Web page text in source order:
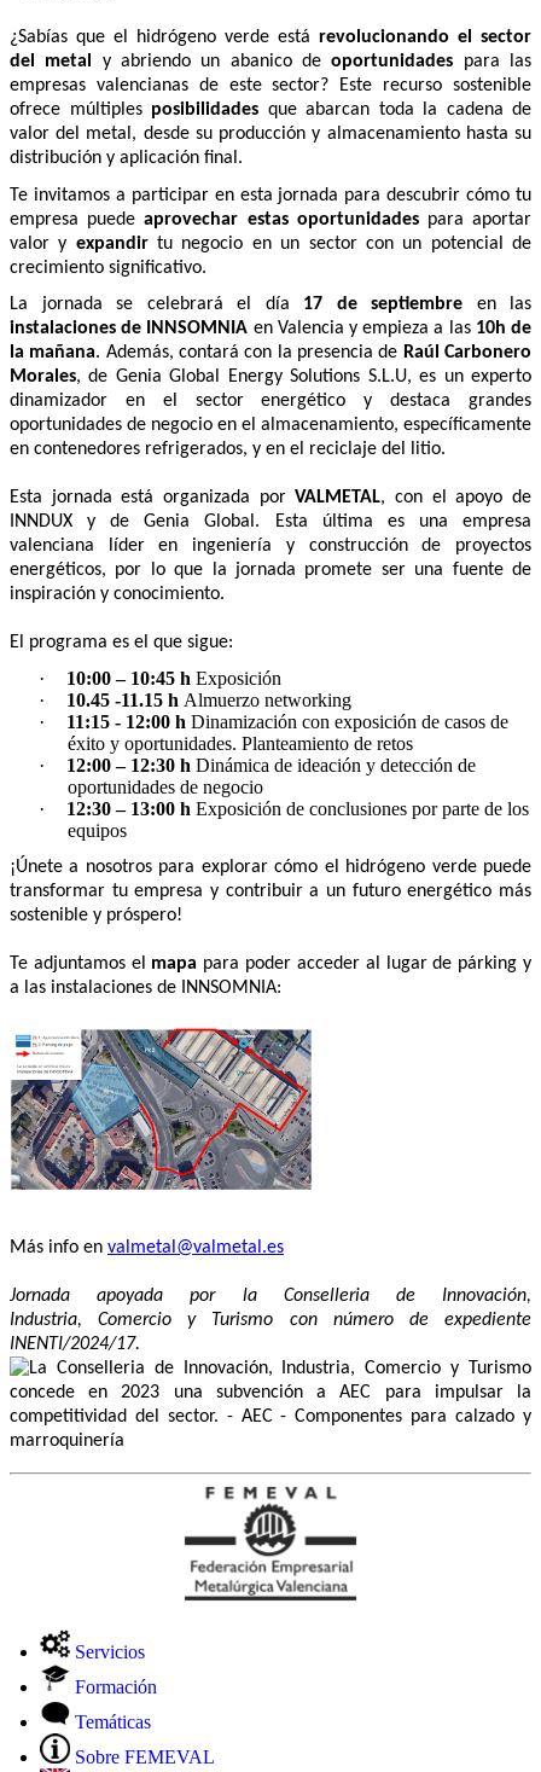
¿Sabías que el hidrógeno verde está revolucionando el sector
del metal
y abriendo un abanico deoportunidades para las
empresas valencianas de este sector? Este recurso sostenible
ofrece múltiples posibilidades que abarcan toda la cadena de
valor del metal, desde su producción y almacenamiento hasta su
distribución y aplicación final.
Te invitamos a participar en esta jornada para descubrir cómo tu
empresa puedeaprovechar estas oportunidadespara aportar
valor y expandirtu negocio en un sector con un potencial de
crecimiento significativo.
La jornada se celebrará el día 17 de septiembre en las
instalaciones de INNSOMNIA en Valencia y empieza a las 10h de
la mañana. Además, contará con la presencia de Raúl Carbonero
Morales, de Genia Global Energy Solutions S.L.U, es un experto
dinamizador en el sector energético y destaca grandes
oportunidades de negocio en el almacenamiento, específicamente
en contenedores refrigerados, y en el reciclaje del litio.
Esta jornada está organizada porVALMETAL, con el apoyo de
INNDUX y de Genia Global. Esta última es una empresa
valenciana líder en ingeniería y construcción de proyectos
energéticos, por lo que la jornada promete ser una fuente de
inspiración y conocimiento.
El programa es el que sigue:
· 10:00 – 10:45 h Exposición
·
10.45 -11.15 h Almuerzo networking
·
11:15 - 12:00 h Dinamización con exposición de casos de
éxito y oportunidades. Planteamiento de retos
·
12:00 – 12:30 h Dinámica de ideación y detección de
oportunidades de negocio
·
12:30 – 13:00 h Exposición de conclusiones por parte de los
equipos
¡Únete a nosotros para explorar cómo el hidrógeno verde puede
transformar tu empresa y contribuir a un futuro energético más
sostenible y próspero!
Te adjuntamos el mapa para poder acceder al lugar de párking y
a las instalaciones de INNSOMNIA:
Más info en valmetal@valmetal.es
Jornada apoyada por la Conselleria de Innovación,
Industria, Comercio y Turismo con número de expediente
INENTI/2024/17.
Servicios
Formación
Temáticas
Sobre FEMEVAL